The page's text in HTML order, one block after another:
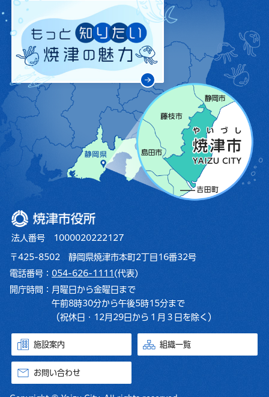
焼津市役所
法人番号 1000020222127
〒425-8502 静岡県焼津市本町2丁目16番32号
電話番号： 054-626-1111 (代表)
開庁時間： 月曜日から金曜日まで
午前8時30分から午後5時15分まで
（祝休日・12月29日から１月３日を除く）
施設案内 組織一覧
お問い合わせ